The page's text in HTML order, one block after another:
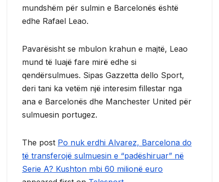
mundshëm për sulmin e Barcelonës është
edhe Rafael Leao.
Pavarësisht se mbulon krahun e majtë, Leao
mund të luajë fare mirë edhe si
qendërsulmues. Sipas Gazzetta dello Sport,
deri tani ka vetëm një interesim fillestar nga
ana e Barcelonës dhe Manchester United për
sulmuesin portugez.
The post Po nuk erdhi Alvarez, Barcelona do
të transferojë sulmuesin e “padëshiruar” në
Serie A? Kushton mbi 60 milionë euro